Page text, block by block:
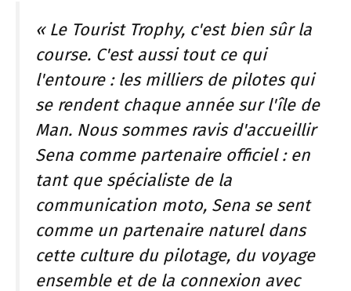
« Le Tourist Trophy, c'est bien sûr la
course. C'est aussi tout ce qui
l'entoure : les milliers de pilotes qui
se rendent chaque année sur l'île de
Man. Nous sommes ravis d'accueillir
Sena comme partenaire officiel : en
tant que spécialiste de la
communication moto, Sena se sent
comme un partenaire naturel dans
cette culture du pilotage, du voyage
ensemble et de la connexion avec